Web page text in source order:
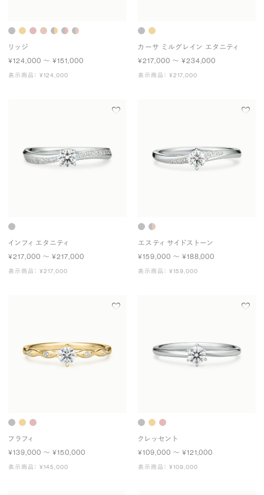
リッジ
¥124,000 〜 ¥151,000
表示商品： ¥124,000
カーサ ミルグレイン エタニティ
¥217,000 〜 ¥234,000
表示商品： ¥217,000
インフィ エタニティ
¥217,000 〜 ¥217,000
表示商品： ¥217,000
エスティ サイドストーン
¥159,000 〜 ¥188,000
表示商品： ¥159,000
フラフィ
¥139,000 〜 ¥150,000
表示商品： ¥145,000
クレッセント
¥109,000 〜 ¥121,000
表示商品： ¥109,000